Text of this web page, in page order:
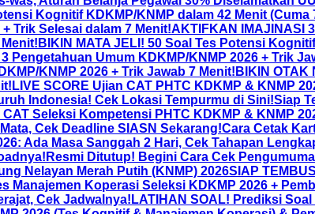
Kognitif KDKMP/KNMP dalam 42 Menit (Cuma
Trik Selesai dalam 7 Menit!AKTIFKAN IMAJINASI
BIKIN MATA JELI! 50 Soal Tes Potensi
Pengetahuan Umum KDKMP/KNMP 2026 + Trik
KNMP 2026 + Trik Jawab 7 Menit! BIKIN OTAK
LIVE SCORE Ujian CAT PHTC KDKMP & KNMP
Indonesia! Cek Lokasi Tempurmu di Sini!Siap
Seleksi Kompetensi PHTC KDKMP & KNMP
Cek Deadline SIASN Sekarang!Cara Cetak
Ada Masa Sanggah 2 Hari, Cek Tahapan
Resmi Ditutup! Begini Cara Cek
Nelayan Merah Putih (KNMP) 2026SIAP
Manajemen Koperasi Seleksi KDKMP 2026 +
Cek Jadwalnya! LATIHAN SOAL! Prediksi